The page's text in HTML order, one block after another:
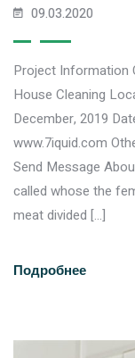
09.03.2020
Project Information
House Cleaning
December, 2019
www.7iquid.com
Send Message
called whose the
meat divided […]
Подробнее